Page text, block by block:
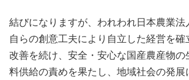
結びになりますが、われわれ日本農業法
自らの創意工夫により自立した経営を
改善を続け、安全・安心な国産農産物の
料供給の責めを果たし、地域社会の発展